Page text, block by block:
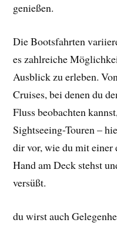
genießen.
Die Bootsfahrten
es zahlreiche
Ausblick zu erleben.
Cruises, bei denen du
Fluss beobachten
Sightseeing-Touren –
dir vor, wie du mit einer
Hand am Deck stehst
versüßt.
du wirst auch